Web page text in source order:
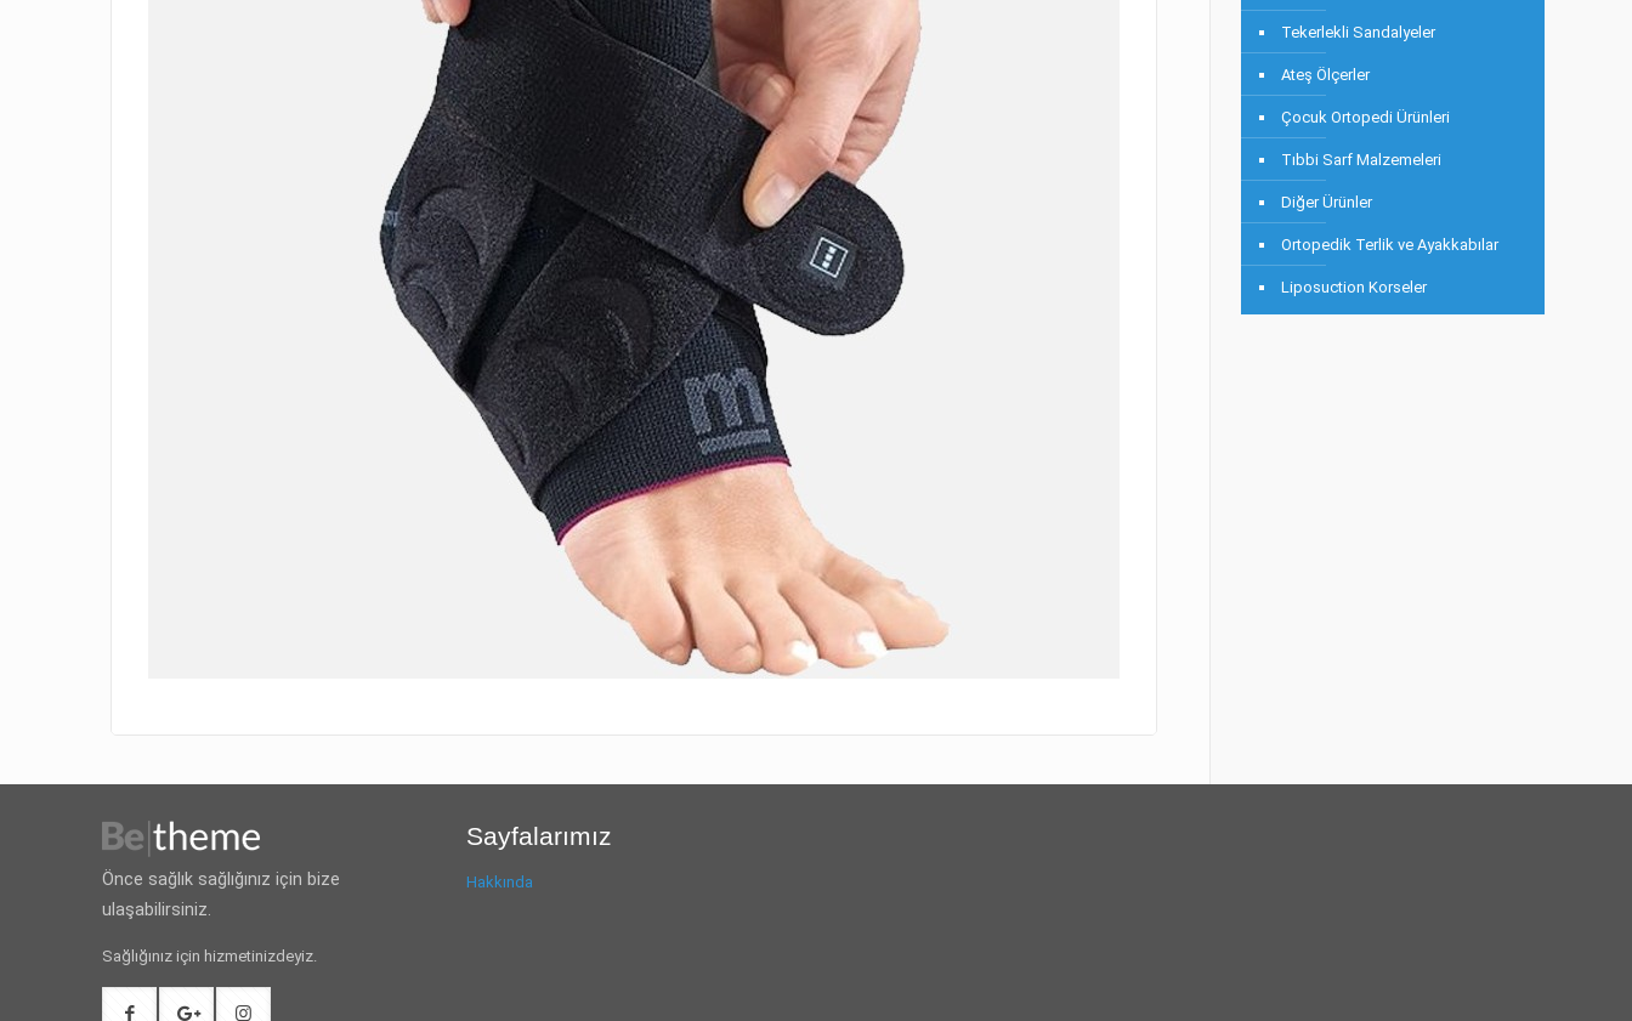
Tekerlekli Sandalyeler
Ateş Ölçerler
Çocuk Ortopedi Ürünleri
Tıbbi Sarf Malzemeleri
Diğer Ürünler
Ortopedik Terlik ve Ayakkabılar
Liposuction Korseler
Önce sağlık sağlığınız için bize
ulaşabilirsiniz.
Sağlığınız için hizmetinizdeyiz.
Sayfalarımız
Hakkında